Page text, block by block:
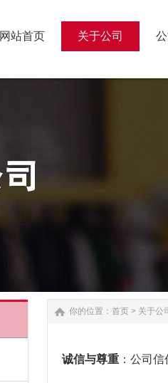
网站首页 关于公司
你的位置： 首页 > 关于公
诚信与尊重 ：公司